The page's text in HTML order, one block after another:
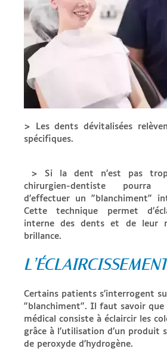
> Les dents dévitalisées
spécifiques.
> Si la dent n’est pas trop
chirurgien-dentiste pourra
d’effectuer un "blanchiment"
Cette technique permet
interne des dents et de leur
brillance.
Certains patients s’interrogent
"blanchiment". Il faut savoir
médical consiste à éclaircir les
grâce à l’utilisation d’un produit
de peroxyde d’hydrogène.